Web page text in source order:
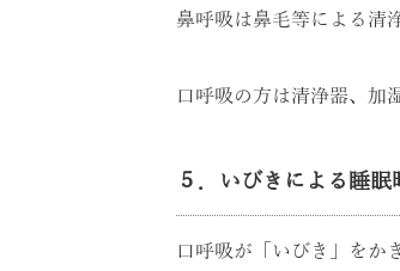
鼻呼吸は鼻毛等による清
口呼吸の方は清浄器、加
５．いびきによる睡
口呼吸が「いびき」をか